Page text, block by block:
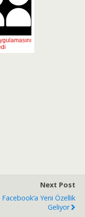
Next Post
Facebook’a Yeni Özellik
Geliyor